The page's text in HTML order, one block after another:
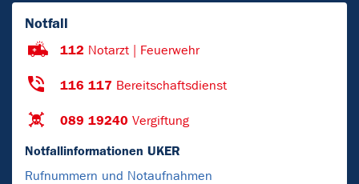
Notfall
112 Notarzt | Feuerwehr
116 117 Bereitschaftsdienst
089 19240 Vergiftung
Notfallinformationen UKER
Rufnummern und Notaufnahmen